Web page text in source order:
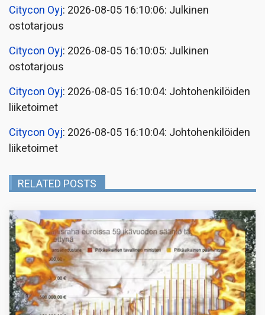
Citycon Oyj: 2026-08-05 16:10:06: Julkinen
ostotarjous
Citycon Oyj: 2026-08-05 16:10:05: Julkinen
ostotarjous
Citycon Oyj: 2026-08-05 16:10:04: Johtohenkilöiden
liiketoimet
Citycon Oyj: 2026-08-05 16:10:04: Johtohenkilöiden
liiketoimet
RELATED POSTS